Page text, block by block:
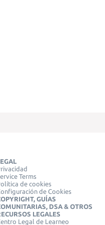
Terms
de cookies
de Cookies
GUÍAS
DSA & OTROS
LEGALES
Legal de Learneo